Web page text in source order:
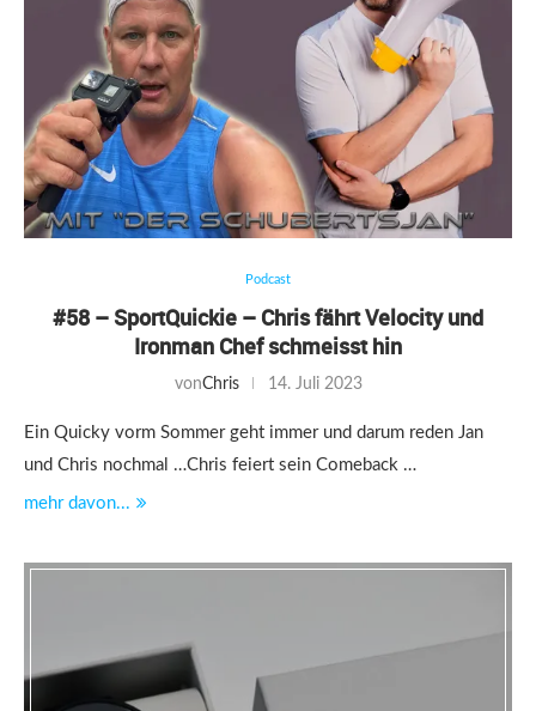
Podcast
#58 – SportQuickie – Chris fährt Velocity und
Ironman Chef schmeisst hin
vonChris 14. Juli 2023
Ein Quicky vorm Sommer geht immer und darum reden Jan
und Chris nochmal …Chris feiert sein Comeback …
mehr davon...